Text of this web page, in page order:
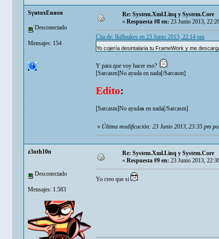
SγиtαxEяяoя
Desconectado
Mensajes: 154
Re: System.Xml.Linq y System.Core
«Respuesta #8 en:23 Junio 2013,
Cita de: Ikillnukes en 23 Junio 2013, 22:14 pm
Yo cojería desintalaria tu FrameWork y me
Y para que voy hacer eso?
[Sarcasm]No ayuda en nada[/Sarcasm]
Edito:
[Sarcasm]No ayudasen nada[/Sarcasm]
«Última modificación: 23 Junio 2013, 23:35 pm
z3nth10n
Desconectado
Mensajes: 1.583
Re: System.Xml.Linq y System.Core
« Respuesta #9 en: 23 Junio 2013,
Yo creo que si